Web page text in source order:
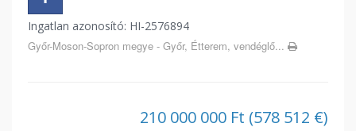
Ingatlan azonosító: HI-2576894
Győr-Moson-Sopron megye - Győr, Étterem, vendéglő...
210 000 000 Ft (578 512 €)